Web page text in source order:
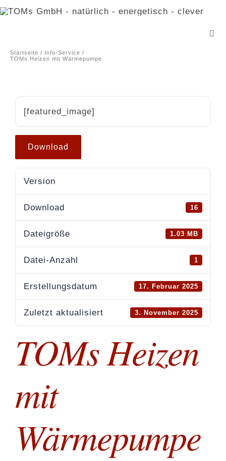
Zum
Startseite
Info-Service
TOMs Heizen mit Wärmepumpe
[featured_image]
Download
Version
Download 16
Dateigröße 1.03 MB
Datei-Anzahl 1
Erstellungsdatum 17. Februar 2025
Zuletzt aktualisiert 3. November 2025
TOMs Heizen
mit
Wärmepumpe